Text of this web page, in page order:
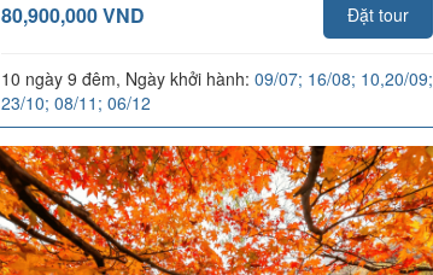
80,900,000 VND Đặt tour
10 ngày 9 đêm, Ngày khởi hành: 09/07; 16/08; 10,20/09;
23/10; 08/11; 06/12